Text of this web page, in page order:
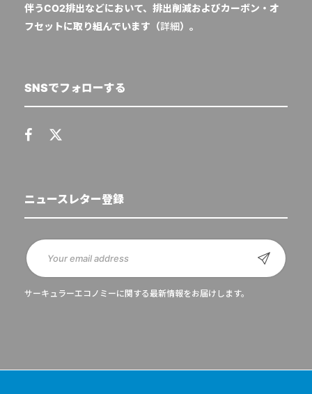
伴うCO2排出などにおいて、排出削減およびカーボン・オ
フセットに取り組んでいます（詳細）。
SNSでフォローする
ニュースレター登録
サーキュラーエコノミーに関する最新情報をお届けします。